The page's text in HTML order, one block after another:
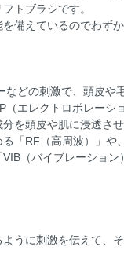
トブラシです。
備えているのでわず
などの刺激で、頭皮
（エレクトロポレーシ
を頭皮や肌に浸透させ
「RF（高周波）」
（バイブレーショ
うに刺激を伝えて、